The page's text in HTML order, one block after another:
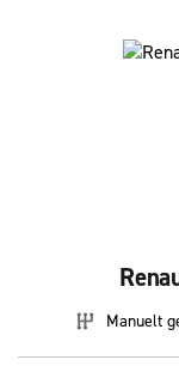
Manuelt